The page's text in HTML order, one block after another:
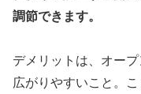
調節できます。
デメリットは、オー
広がりやすいこと。